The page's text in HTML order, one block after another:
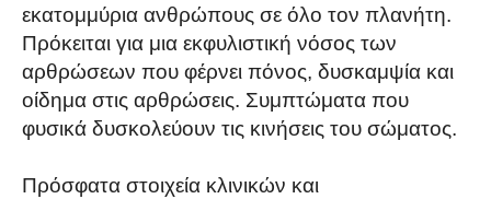
εκατομμύρια ανθρώπους σε όλο τον πλανήτη.
Πρόκειται για μια εκφυλιστική νόσος των
αρθρώσεων που φέρνει πόνος, δυσκαμψία και
οίδημα στις αρθρώσεις. Συμπτώματα που
φυσικά δυσκολεύουν τις κινήσεις του σώματος.
Πρόσφατα στοιχεία κλινικών και